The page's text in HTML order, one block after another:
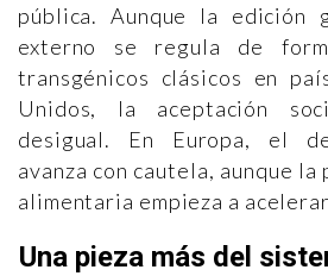
pública. Aunque la edición
externo se regula de
transgénicos clásicos en
Unidos, la aceptación
desigual. En Europa, el
avanza con cautela, aunque
alimentaria empieza a
Una pieza más del